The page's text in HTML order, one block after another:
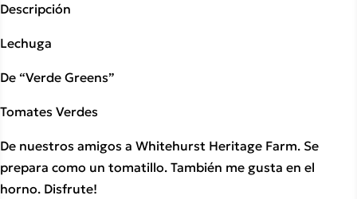
Descripción
Lechuga
De “Verde Greens”
Tomates Verdes
De nuestros amigos a Whitehurst Heritage Farm. Se
prepara como un tomatillo. También me gusta en el
horno. Disfrute!